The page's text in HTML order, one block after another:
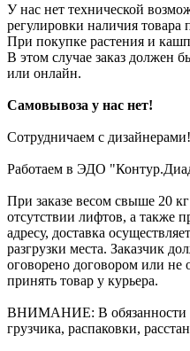
У нас нет технической
регулировки наличия
При покупке растения и
В этом случае заказ должен
или онлайн.
Самовывоза у нас нет!
Сотрудничаем с дизайнерами!
Работаем в ЭДО
При заказе весом свыше 20
отсутствии лифтов, а также
адресу, доставка
разгрузки места. Заказчик
оговорено договором или не
принять товар у курьера.
ВНИМАНИЕ: В обязанности
грузчика, распаковки,